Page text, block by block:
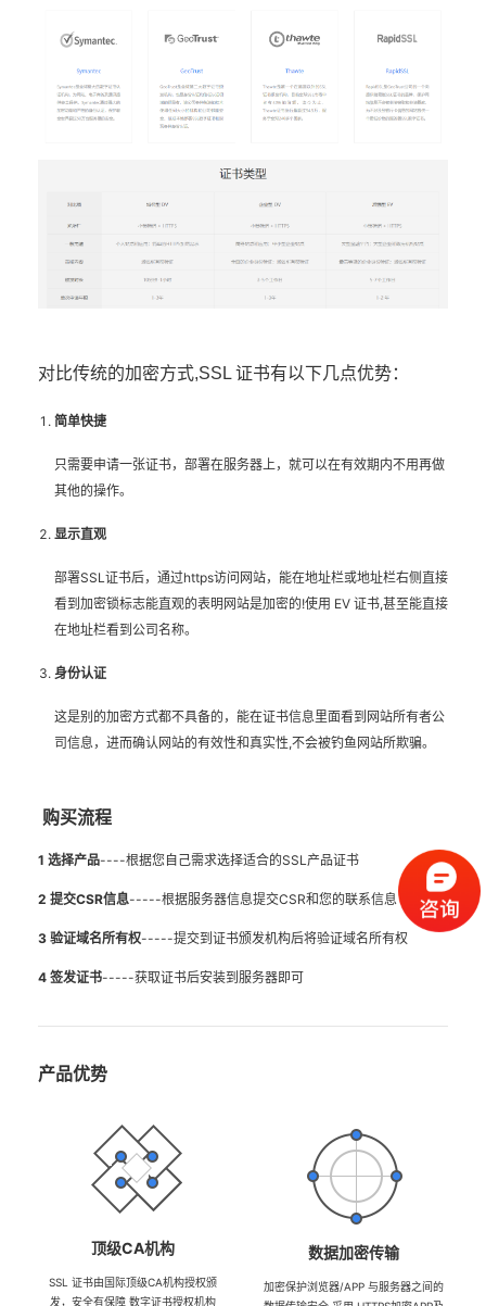
对比传统的加密方式,SSL 证书有以下几点优势：
简单快捷
只需要申请一张证书，部署在服务器上，就可以在有效期内不用再做
其他的操作。
显示直观
部署SSL证书后，通过https访问网站，能在地址栏或地址栏右侧直接
看到加密锁标志能直观的表明网站是加密的!使用 EV 证书,甚至能直接
在地址栏看到公司名称。
身份认证
这是别的加密方式都不具备的，能在证书信息里面看到网站所有者公
司信息，进而确认网站的有效性和真实性,不会被钓鱼网站所欺骗。
购买流程
1 选择产品----根据您自己需求选择适合的SSL产品证书
2 提交CSR信息-----根据服务器信息提交CSR和您的联系信息
3 验证域名所有权-----提交到证书颁发机构后将验证域名所有权
4 签发证书-----获取证书后安装到服务器即可
产品优势
顶级CA机构
SSL 证书由国际顶级CA机构授权颁
发，安全有保障 数字证书授权机构
数据加密传输
加密保护浏览器/APP 与服务器之间的